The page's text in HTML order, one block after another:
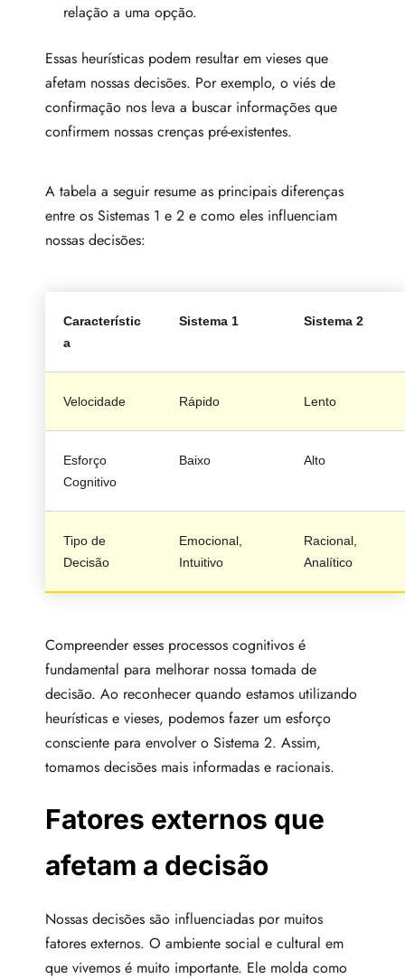
relação a uma opção.
Essas heurísticas podem resultar em vieses que
afetam nossas decisões. Por exemplo, o viés de
confirmação nos leva a buscar informações que
confirmem nossas crenças pré-existentes.
A tabela a seguir resume as principais diferenças
entre os Sistemas 1 e 2 e como eles influenciam
nossas decisões:
Característic
a
Sistema 1 Sistema 2
Velocidade Rápido Lento
Esforço
Cognitivo
Baixo Alto
Tipo de
Decisão
Emocional,
Intuitivo
Racional,
Analítico
Compreender esses processos cognitivos é
fundamental para melhorar nossa tomada de
decisão. Ao reconhecer quando estamos utilizando
heurísticas e vieses, podemos fazer um esforço
consciente para envolver o Sistema 2. Assim,
tomamos decisões mais informadas e racionais.
Fatores externos que
afetam a decisão
Nossas decisões são influenciadas por muitos
fatores externos. O ambiente social e cultural em
que vivemos é muito importante. Ele molda como